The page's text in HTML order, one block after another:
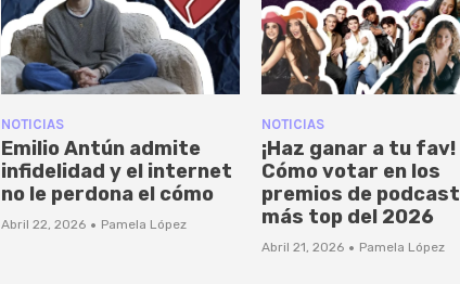
NOTICIAS
Emilio Antún admite
infidelidad y el internet
no le perdona el cómo
Abril 22, 2026 · Pamela López
NOTICIAS
¡Haz ganar a tu fav!
Cómo votar en los
premios de podcast
más top del 2026
Abril 21, 2026 · Pamela López